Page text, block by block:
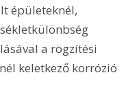
épületeknél,
a rögzítési
keletkező korrózió